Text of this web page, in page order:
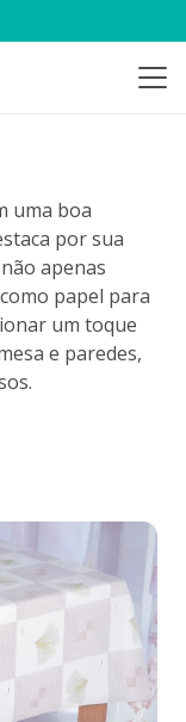
uma boa
por sua
apenas
papel para
um toque
e paredes,